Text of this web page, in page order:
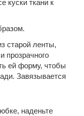
куски ткани к
старой ленты,
прозрачного
ей форму, чтобы
Завязывается
наденьте